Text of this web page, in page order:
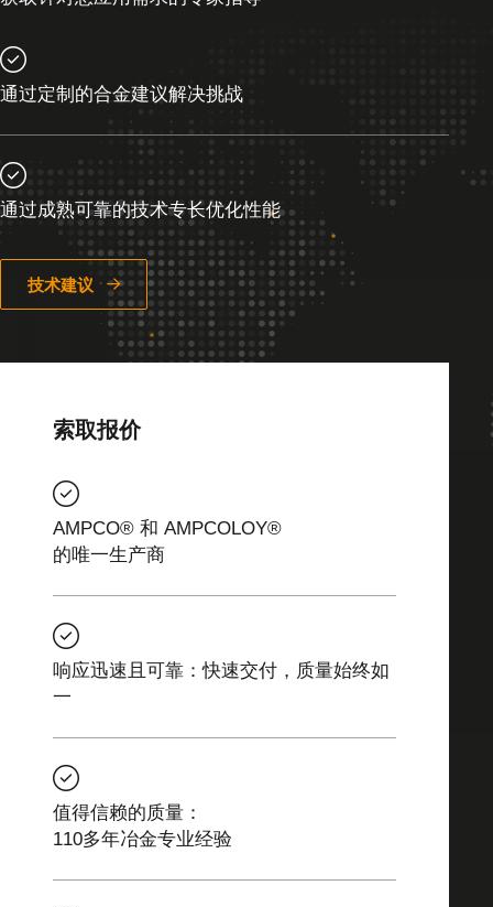
通过定制的合金建议解决挑战
通过成熟可靠的技术专长优化性能
技术建议
索取报价
AMPCO® 和 AMPCOLOY®
的唯一生产商
响应迅速且可靠：快速交付，质量始终如
一
值得信赖的质量：
110多年冶金专业经验